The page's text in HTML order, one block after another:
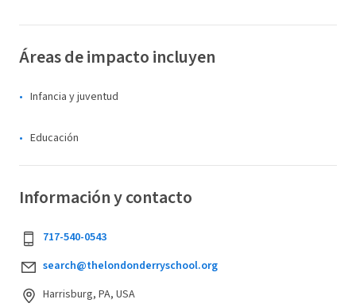
Áreas de impacto incluyen
Infancia y juventud
Educación
Información y contacto
717-540-0543
search@thelondonderryschool.org
Harrisburg, PA, USA